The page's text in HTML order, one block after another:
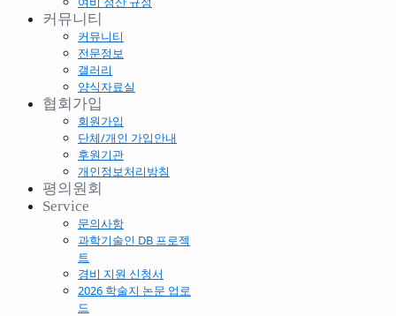
커뮤니티
커뮤니티
전문정보
갤러리
양식자료실
협회가입
회원가입
단체/개인 가입안내
후원기관
개인정보처리방침
평의원회
Service
문의사항
과학기술인 DB 프로젝
트
경비 지원 신청서
2026 학술지 논문 업로
드